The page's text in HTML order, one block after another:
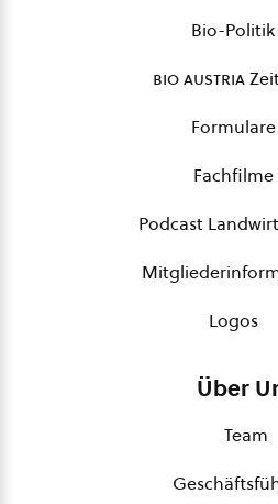
Bio-Politik
bio austria
Formulare
Fachfilme
Podcast
Logos
Über
Team